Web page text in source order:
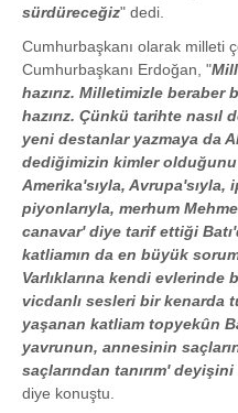
sürdüreceğiz" dedi.
Cumhurbaşkanı olarak milleti
Cumhurbaşkanı Erdoğan, "
hazırız. Milletimizle beraber
hazırız. Çünkü tarihte nasıl
yeni destanlar yazmaya da
dediğimizin kimler
Amerika'sıyla,
piyonlarıyla, merhum
canavar' diye tarif ettiği
katliamın da en büyük
Varlıklarına kendi
vicdanlı sesleri bir kenarda
yaşanan katliam topyekûn
yavrunun, annesinin
saçlarından tanırım'
diye konuştu.